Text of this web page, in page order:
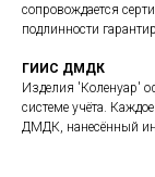
сопровождается
подлинности
ГИИС ДМДК
Изделия 'Коленуар'
системе учёта.
ДМДК, нанесённый